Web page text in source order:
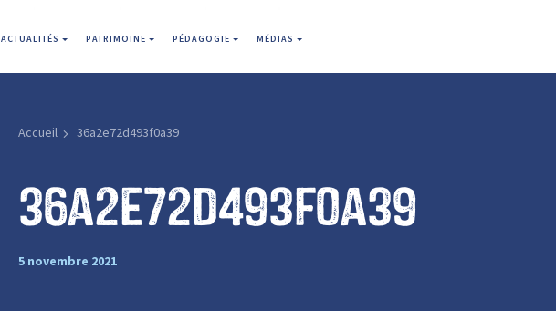
ACTUALITÉS PATRIMOINE PÉDAGOGIE MÉDIAS
Accueil 36a2e72d493f0a39
36a2e72d493f0a39
5 novembre 2021